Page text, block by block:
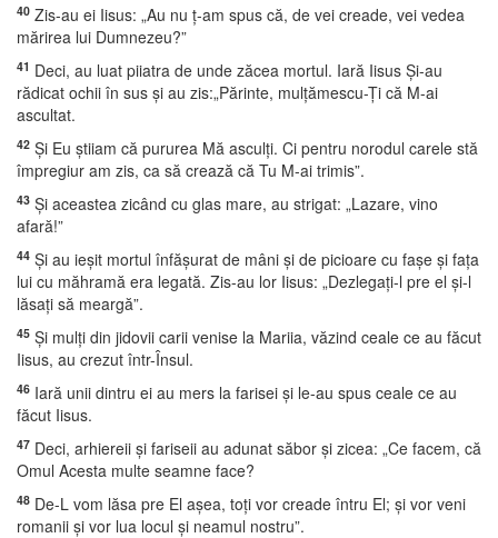
40 Zis-au ei Iisus: „Au nu ţ-am spus că, de vei creade, vei vedea
mărirea lui Dumnezeu?”
41 Deci, au luat piiatra de unde zăcea mortul. Iară Iisus Şi-au
rădicat ochii în sus şi au zis:„Părinte, mulţămescu-Ţi că M-ai
ascultat.
42 Şi Eu ştiiam că pururea Mă asculţi. Ci pentru norodul carele stă
împregiur am zis, ca să crează că Tu M-ai trimis”.
43 Şi aceastea zicând cu glas mare, au strigat: „Lazare, vino
afară!”
44 Şi au ieşit mortul înfăşurat de mâni şi de picioare cu faşe şi faţa
lui cu măhramă era legată. Zis-au lor Iisus: „Dezlegaţi-l pre el şi-l
lăsaţi să meargă”.
45 Şi mulţi din jidovii carii venise la Mariia, văzind ceale ce au făcut
Iisus, au crezut într-Însul.
46 Iară unii dintru ei au mers la farisei şi le-au spus ceale ce au
făcut Iisus.
47 Deci, arhiereii şi fariseii au adunat săbor şi zicea: „Ce facem, că
Omul Acesta multe seamne face?
48 De-L vom lăsa pre El aşea, toţi vor creade întru El; şi vor veni
romanii şi vor lua locul şi neamul nostru”.